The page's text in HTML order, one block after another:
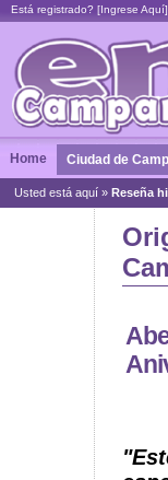
Está registrado? [Ingrese Aquí
Home Ciudad de
Usted está aquí » Reseña